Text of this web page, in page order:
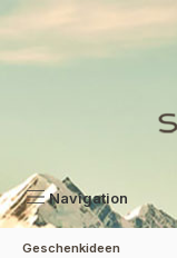
Zum Hauptinhalt springen
Navigation
Geschenkideen